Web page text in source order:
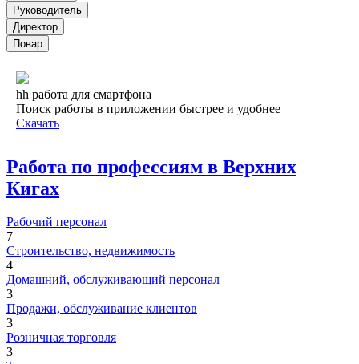
Руководитель
Директор
Повар
hh работа для смартфона
Поиск работы в приложении быстрее и удобнее
Скачать
Работа по профессиям в Верхних
Кигах
Рабочий персонал
7
Строительство, недвижимость
4
Домашний, обслуживающий персонал
3
Продажи, обслуживание клиентов
3
Розничная торговля
3